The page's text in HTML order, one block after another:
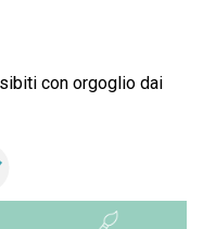
con orgoglio dai